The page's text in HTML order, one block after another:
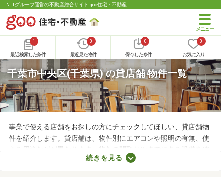
NTTグループ運営の不動産総合サイト goo住宅・不動産
1
最近検索した条件
0
最近見た物件
0
保存した条件
0
お気に入り
千葉市中央区(千葉県) の貸店舗 物件一覧
事業で使える店舗をお探しの方にチェックしてほしい、貸店舗物
件を紹介します。貸店舗は、物件別にエアコンや照明の有無、使
える用途などが異なります。物件の間取りやすでにある設備を確
認したうえで、内見を申し込むことがおすすめです。店舗の家賃
続きを見る